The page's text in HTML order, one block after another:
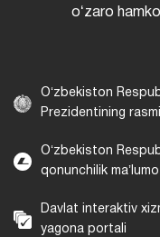
oʻzaro
Oʻzbekiston
Prezidentining
Oʻzbekiston
qonunchilik
Davlat interaktiv
yagona portali